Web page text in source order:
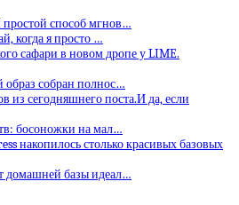
способ мгнов…
когда я просто …
сафари в новом дропе у LIME.
образ собран полнос…
из сегодняшнего поста.И да, если
босоножки на мал…
накопилось столько красивых базовых
домашней базы идеал…